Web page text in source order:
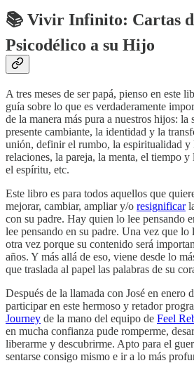
📚 Vivir Infinito: Cartas
Psicodélico a su Hijo
A tres meses de ser papá, pienso en este
guía sobre lo que es verdaderamente
de la manera más pura a nuestros hijos: la
presente cambiante, la identidad y la
unión, definir el rumbo, la espiritualidad y
relaciones, la pareja, la menta, el tiempo
el espíritu, etc.
Este libro es para todos aquellos que
mejorar, cambiar, ampliar y/o resignificar
con su padre. Hay quien lo lee pensando
lee pensando en su padre. Una vez que lo
otra vez porque su contenido será
años. Y más allá de eso, viene desde lo
que traslada al papel las palabras de su
Después de la llamada con José en enero
participar en este hermoso y retador
Journey de la mano del equipo de Feel
en mucha confianza pude romperme,
liberarme y descubrirme. Apto para el
sentarse consigo mismo e ir a lo más